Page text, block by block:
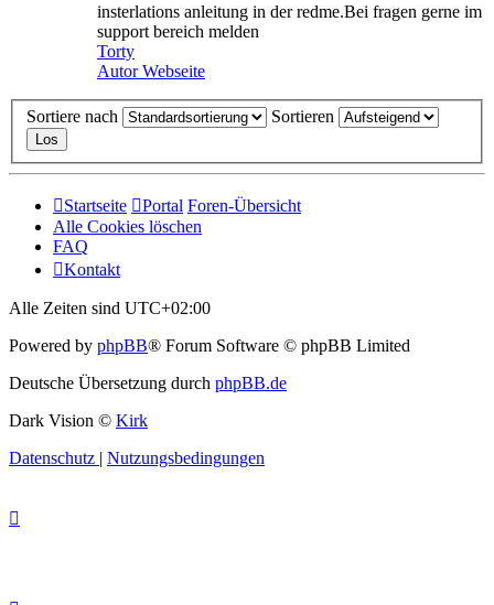
insterlations anleitung in der redme.Bei fragen gerne im
support bereich melden
Torty
Autor Webseite
Sortiere nach Sortieren
Startseite Portal Foren-Übersicht
Alle Cookies löschen
FAQ
Kontakt
Alle Zeiten sind UTC+02:00
Powered by phpBB® Forum Software © phpBB Limited
Deutsche Übersetzung durch phpBB.de
Dark Vision © Kirk
Datenschutz | Nutzungsbedingungen